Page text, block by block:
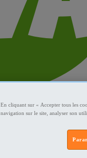
En cliquant sur « Accepter tous les
navigation sur le site, analyser son